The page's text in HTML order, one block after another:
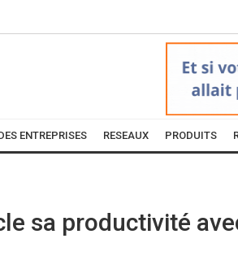
ENTREPRISES RESEAUX PRODUITS
sa productivité